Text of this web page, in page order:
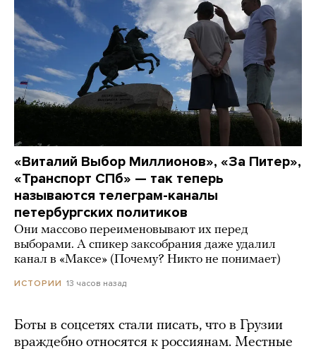
«Виталий Выбор Миллионов», «За Питер»,
«Транспорт СПб» — так теперь
называются телеграм-каналы
петербургских политиков
Они массово переименовывают их перед
выборами. А спикер заксобрания даже удалил
канал в «Максе» (Почему? Никто не понимает)
ИСТОРИИ 13 часов назад
Боты в соцсетях стали писать, что в Грузии
враждебно относятся к россиянам. Местные